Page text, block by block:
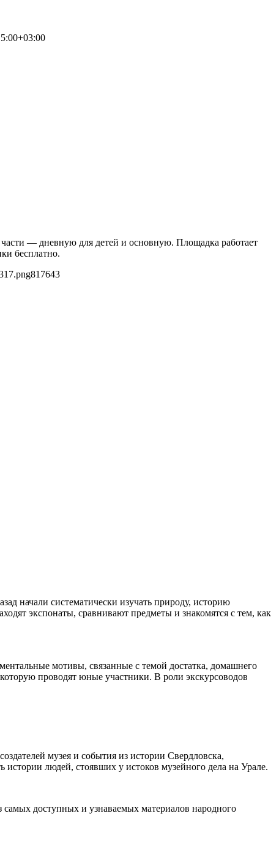
— дневную для детей и основную. Площадка работает
бесплатно.
817643
начали систематически изучать природу, историю
экспонаты, сравнивают предметы и знакомятся с тем, как
мотивы, связанные с темой достатка, домашнего
проводят юные участники. В роли экскурсоводов
музея и события из истории Свердловска,
людей, стоявших у истоков музейного дела на Урале.
самых доступных и узнаваемых материалов народного